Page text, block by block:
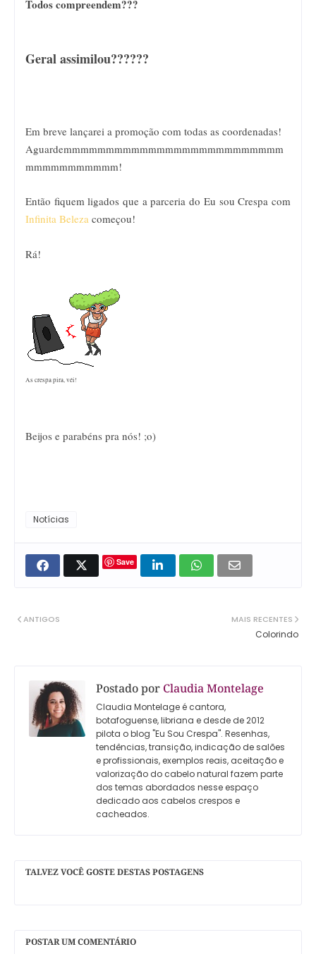
Todos compreendem???
Geral assimilou??????
Em breve lançarei a promoção com todas as coordenadas!
Aguardemmmmmmmmmmmmmmmmmmmmmmmmmm
mmmmmmmmmmm!
Então fiquem ligados que a parceria do Eu sou Crespa com
Infinita Beleza começou!
Rá!
As crespa pira, véi!
Beijos e parabéns pra nós! ;o)
Notícias
Save
MAIS RECENTES
Colorindo
ANTIGOS
Postado por Claudia Montelage
Claudia Montelage é cantora,
botafoguense, libriana e desde de 2012
pilota o blog "Eu Sou Crespa". Resenhas,
tendências, transição, indicação de salões
e profissionais, exemplos reais, aceitação e
valorização do cabelo natural fazem parte
dos temas abordados nesse espaço
dedicado aos cabelos crespos e
cacheados.
TALVEZ VOCÊ GOSTE DESTAS POSTAGENS
POSTAR UM COMENTÁRIO